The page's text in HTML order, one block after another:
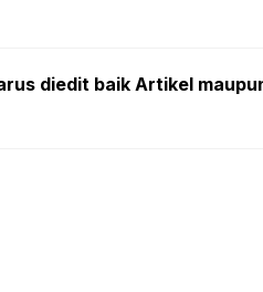
diedit baik Artikel